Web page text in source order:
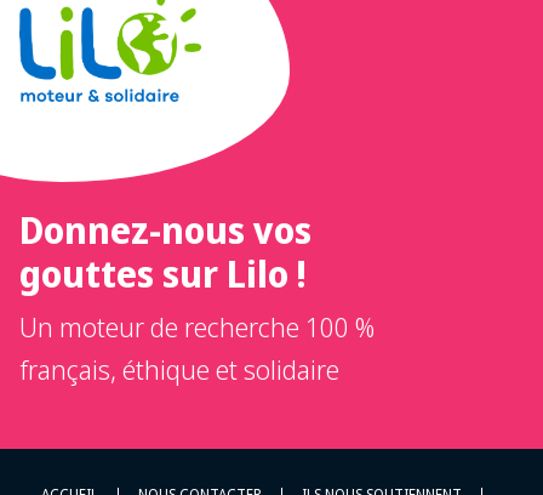
Donnez-nous vos
gouttes sur Lilo !
Un moteur de recherche 100 %
français, éthique et solidaire